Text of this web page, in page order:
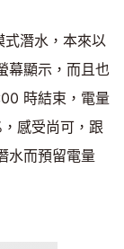
潛水，本來以
幕顯示，而且也
時結束，電量
感受尚可，跟
水而預留電量